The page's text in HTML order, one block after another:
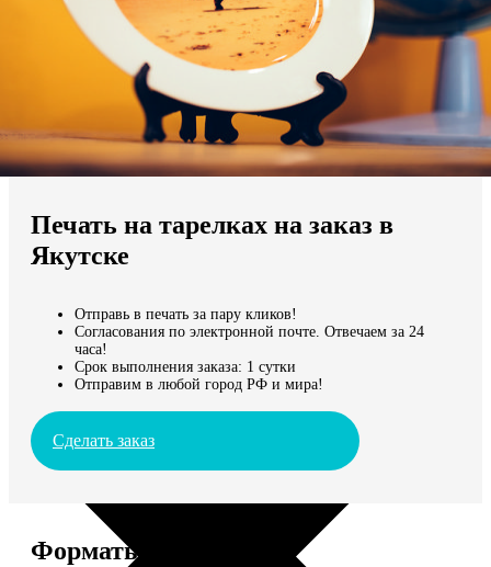
Мы доставляем по всему миру
Продолжить без города
Печать на тарелках на заказ в
Якутске
Отправь в печать за пару кликов!
Согласования по электронной почте. Отвечаем за 24
часа!
Срок выполнения заказа: 1 сутки
Отправим в любой город РФ и мира!
Сделать заказ
Форматы и цены